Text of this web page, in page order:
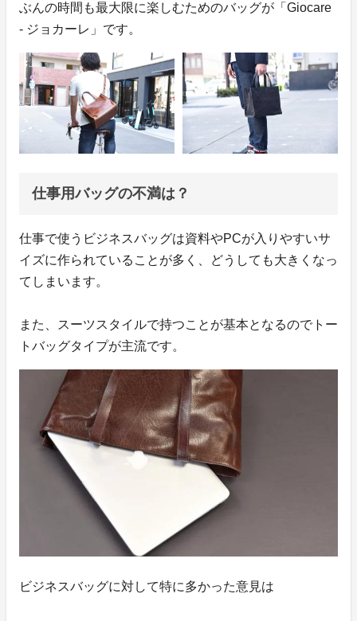
ぶんの時間も最大限に楽しむためのバッグが「Giocare
- ジョカーレ」です。
仕事用バッグの不満は？
仕事で使うビジネスバッグは資料やPCが入りやすいサ
イズに作られていることが多く、どうしても大きくなっ
てしまいます。
また、スーツスタイルで持つことが基本となるのでトー
トバッグタイプが主流です。
ビジネスバッグに対して特に多かった意見は